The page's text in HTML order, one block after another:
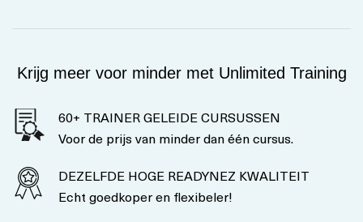
Krijg meer voor minder met Unlimited Training
60+ TRAINER GELEIDE CURSUSSEN
Voor de prijs van minder dan één cursus.
DEZELFDE HOGE READYNEZ KWALITEIT
Echt goedkoper en flexibeler!